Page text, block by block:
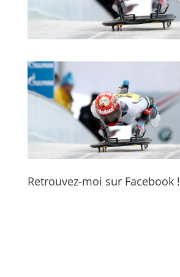
Retrouvez-moi sur Facebook !